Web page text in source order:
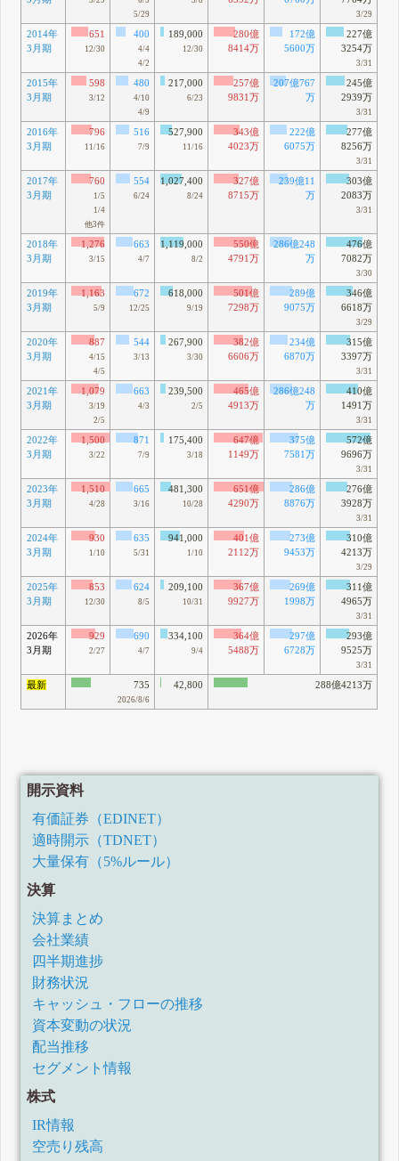
5/29
3/29
2014年
3月期
651
12/30
400
4/4
4/2
189,000
12/30
280億
8414万
172億
5600万
227億
3254万
3/31
2015年
3月期
598
3/12
480
4/10
4/9
217,000
6/23
257億
9831万
207億767
万
245億
2939万
3/31
2016年
3月期
796
11/16
516
7/9
527,900
11/16
343億
4023万
222億
6075万
277億
8256万
3/31
2017年
3月期
760
1/5
1/4
他3件
554
6/24
1,027,400
8/24
327億
8715万
239億11
万
303億
2083万
3/31
2018年
3月期
1,276
3/15
663
4/7
1,119,000
8/2
550億
4791万
286億248
万
476億
7082万
3/30
2019年
3月期
1,163
5/9
672
12/25
618,000
9/19
501億
7298万
289億
9075万
346億
6618万
3/29
2020年
3月期
887
4/15
4/5
544
3/13
267,900
3/30
382億
6606万
234億
6870万
315億
3397万
3/31
2021年
3月期
1,079
3/19
2/5
663
4/3
239,500
2/5
465億
4913万
286億248
万
410億
1491万
3/31
2022年
3月期
1,500
3/22
871
7/9
175,400
3/18
647億
1149万
375億
7581万
572億
9696万
3/31
2023年
3月期
1,510
4/28
665
3/16
481,300
10/28
651億
4290万
286億
8876万
276億
3928万
3/31
2024年
3月期
930
1/10
635
5/31
941,000
1/10
401億
2112万
273億
9453万
310億
4213万
3/29
2025年
3月期
853
12/30
624
8/5
209,100
10/31
367億
9927万
269億
1998万
311億
4965万
3/31
2026年
3月期
929
2/27
690
4/7
334,100
9/4
364億
5488万
297億
6728万
293億
9525万
3/31
最新 735
2026/8/6
42,800 288億4213万
開示資料
有価証券（EDINET）
適時開示（TDNET）
大量保有（5%ルール）
決算
決算まとめ
会社業績
四半期進捗
財務状況
キャッシュ・フローの推移
資本変動の状況
配当推移
セグメント情報
株式
IR情報
空売り残高